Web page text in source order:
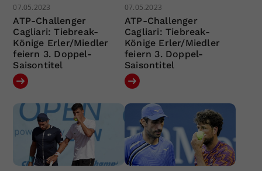
07.05.2023
ATP-Challenger
Cagliari: Tiebreak-
Könige Erler/Miedler
feiern 3. Doppel-
Saisontitel
07.05.2023
ATP-Challenger
Cagliari: Tiebreak-
Könige Erler/Miedler
feiern 3. Doppel-
Saisontitel